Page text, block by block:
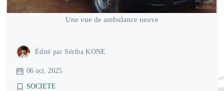
Une vue de ambulance neuve
Édité par Sériba KONE
06 oct. 2025
SOCIETE